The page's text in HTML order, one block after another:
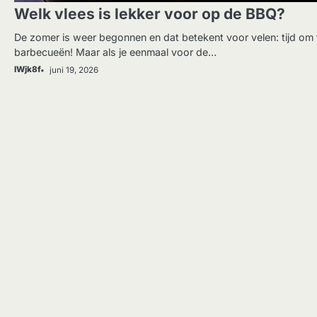
Welk vlees is lekker voor op de BBQ?
De zomer is weer begonnen en dat betekent voor velen: tijd om
barbecueën! Maar als je eenmaal voor de…
IWjk8f juni 19, 2026